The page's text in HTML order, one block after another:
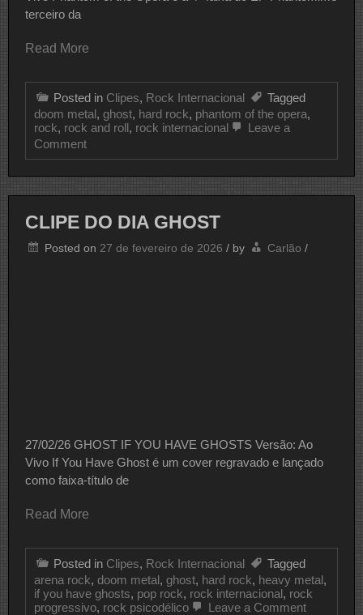
terceiro da
Read More
Posted in Clipes, Rock Internacional
Tagged
doom metal, ghost, hard rock, phantom of the opera,
rock, rock and roll, rock internacional
Leave a
Commenton
CLIPE
GHOST
CLIPE DO DIA GHOST
Posted on 27 de fevereiro de 2026 / by Carlão /
27/02/26 GHOST IF YOU HAVE GHOSTS Versão: Ao
Vivo If You Have Ghost é um cover regravado e lançado
como faixa-título de
Read More
Posted in Clipes, Rock Internacional
Tagged
arena rock, doom metal, ghost, hard rock, heavy metal,
if you have ghosts, pop rock, rock internacional, rock
progressivo, rock psicodélico Leave a Commenton